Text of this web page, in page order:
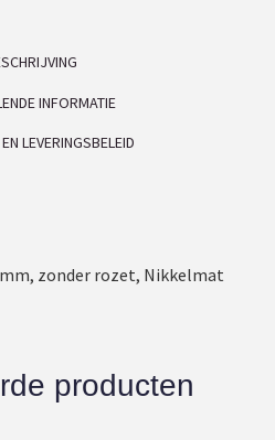
INFORMATIE
LEVERINGSBELEID
zonder rozet, Nikkelmat
producten